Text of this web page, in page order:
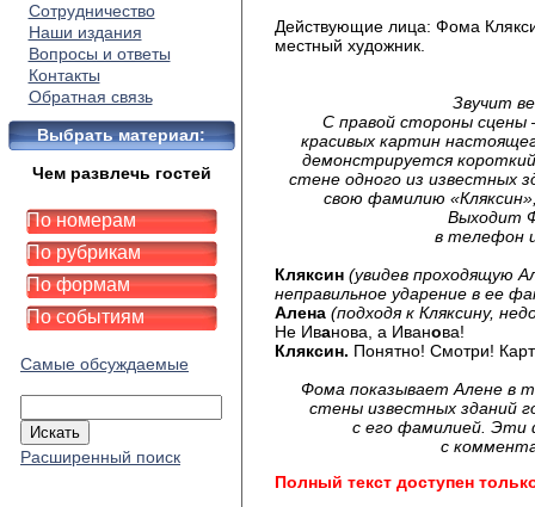
Сотрудничество
Наши издания
Вопросы и ответы
Контакты
Обратная связь
Выбрать материал:
Чем развлечь гостей
По номерам
По рубрикам
По формам
По событиям
Самые обсуждаемые
Расширенный поиск
Действующие лица: Фома
местный художник.
Звучит
С правой стороны сцены
красивых картин
демонстрируется
стене одного из известных
свою фамилию
Выходит
в телефон
Кляксин (увидев проходящую
неправильное ударение в ее
Алена (подходя к Кляксину,
Не Иванова, а Иванова!
Кляксин. Понятно! Смотри!
Фома показывает Алене в
стены известных зданий
с его фамилией. Эти
с
Полный текст доступен